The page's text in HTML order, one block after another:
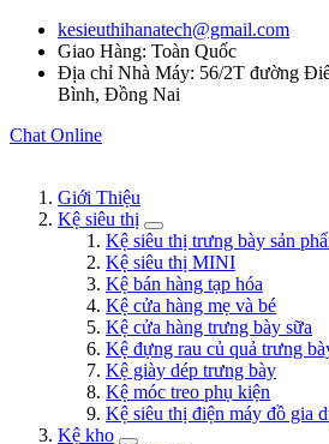
kesieuthihanatech@gmail.com
Giao Hàng: Toàn Quốc
Địa chỉ Nhà Máy: 56/2T đường
Bình, Đồng Nai
Chat Online
Giới Thiệu
Kệ siêu thị
Kệ siêu thị trưng bày sản
Kệ siêu thị MINI
Kệ bán hàng tạp hóa
Kệ cửa hàng mẹ và bé
Kệ cửa hàng trưng bày sữa
Kệ đựng rau củ quả trưng
Kệ giày dép trưng bày
Kệ móc treo phụ kiện
Kệ siêu thị điện máy đồ gia
Kệ kho